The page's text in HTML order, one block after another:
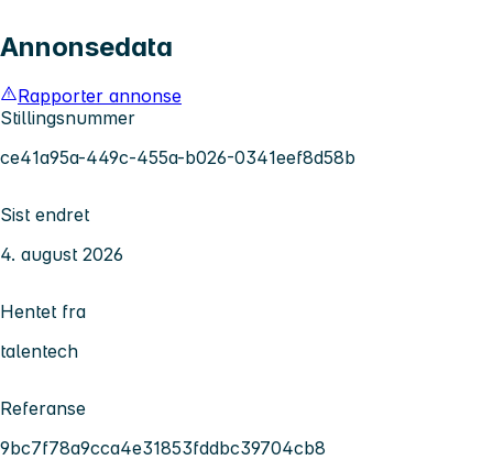
Annonsedata
Rapporter annonse
Stillingsnummer
ce41a95a-449c-455a-b026-0341eef8d58b
Sist endret
4. august 2026
Hentet fra
talentech
Referanse
9bc7f78a9cca4e31853fddbc39704cb8